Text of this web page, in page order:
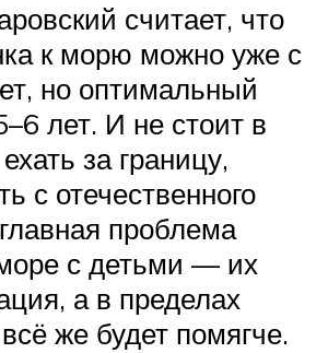
считает, что
к морю можно уже с
но оптимальный
лет. И не стоит в
за границу,
с отечественного
проблема
с детьми — их
а в пределах
же будет помягче.